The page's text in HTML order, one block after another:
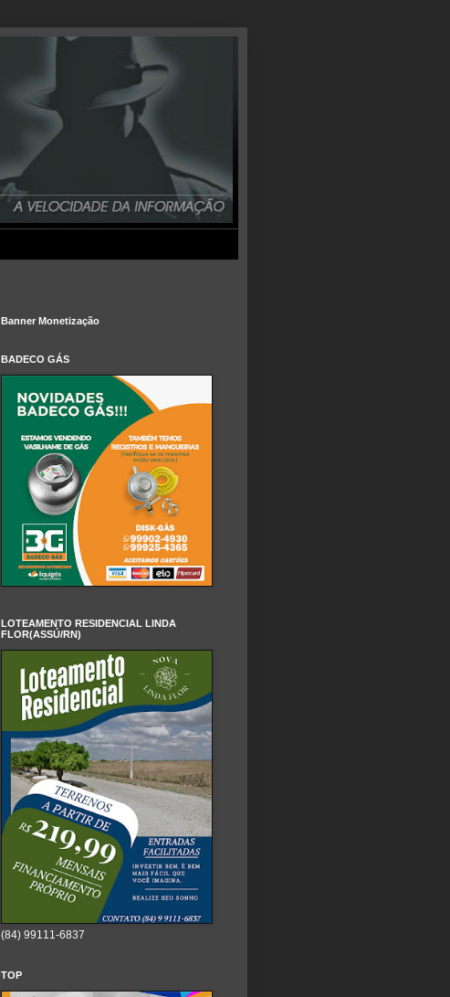
Banner Monetização
BADECO GÁS
LOTEAMENTO RESIDENCIAL LINDA
FLOR(ASSÚ/RN)
(84) 99111-6837
TOP